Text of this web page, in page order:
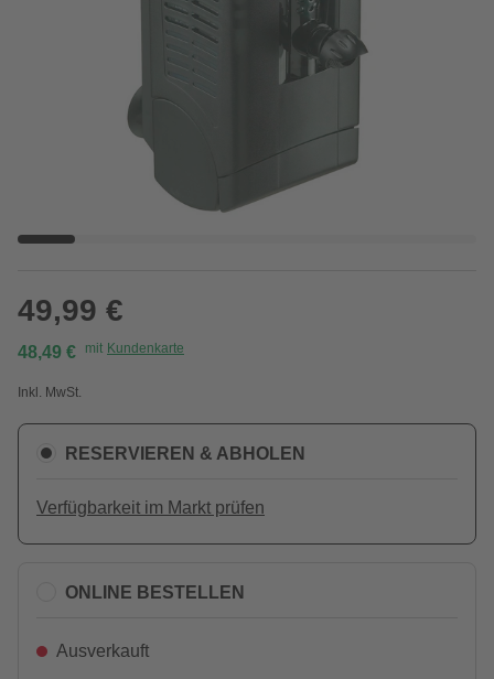
49,99 €
48,49 € mit Kundenkarte
Inkl. MwSt.
RESERVIEREN & ABHOLEN
Verfügbarkeit im Markt prüfen
ONLINE BESTELLEN
Ausverkauft